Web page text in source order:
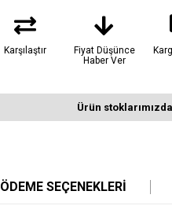
Karşılaştır
Fiyat Düşünce
Haber Ver
Ürün
ÖDEME SEÇENEKLERI